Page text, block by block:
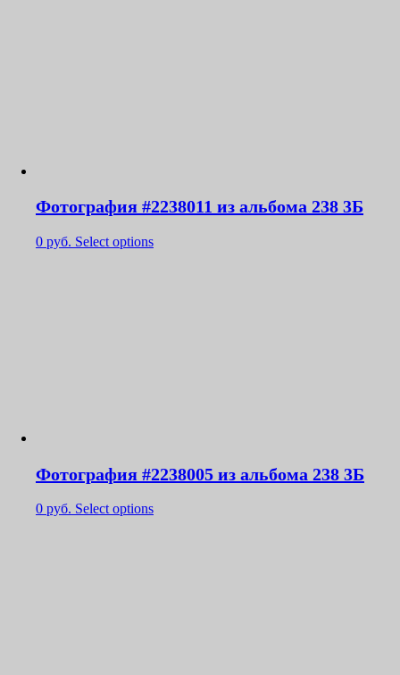
Фотография #2238011 из альбома 238 3Б
0 руб. Select options
Фотография #2238005 из альбома 238 3Б
0 руб. Select options